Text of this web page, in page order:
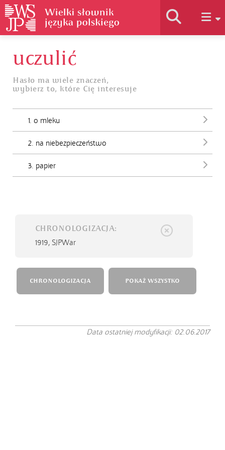
Jak korzystać
uczulić
Hasło ma wiele znaczeń,
wybierz to, które Cię interesuje
1. o mleku
2. na niebezpieczeństwo
3. papier
CHRONOLOGIZACJA:
1919, SJPWar
CHRONOLOGIZACJA POKAŻ WSZYSTKO
Data ostatniej modyfikacji: 02.06.2017